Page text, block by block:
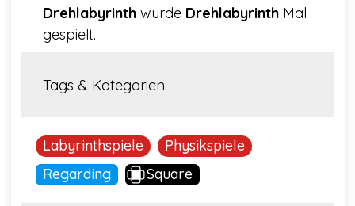
Drehlabyrinth wurde Drehlabyrinth Mal
gespielt.
Tags & Kategorien
Labyrinthspiele
Physikspiele
Regarding
Square